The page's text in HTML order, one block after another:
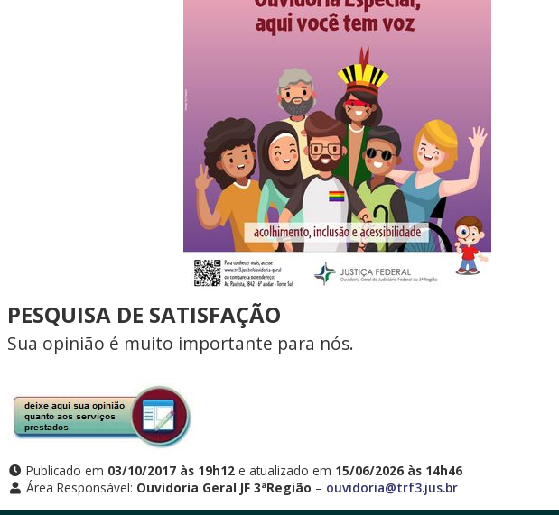
PESQUISA DE SATISFAÇÃO
Sua opinião é muito importante para nós.
Publicado em 03/10/2017 às 19h12 e atualizado em 15/06/2026 às 14h46
Área Responsável: Ouvidoria Geral JF 3ªRegião – ouvidoria@trf3.jus.br